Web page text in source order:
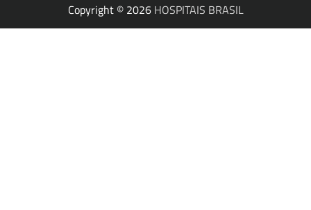
Copyright © 2026 HOSPITAIS BRASIL